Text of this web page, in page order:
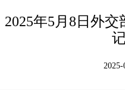
斯洛
2025年5月8日外
2025-